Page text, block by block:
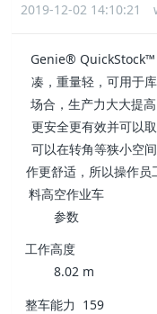
2019-12-02 14:10:21
Genie®
凑，重量轻，可用于
场合，生产力大大提
更安全更有效并可以
可以在转角等狭小空
作更舒适，所以操作员
料高空作业车
参数
工作高度
8.02 m
整车能力 159